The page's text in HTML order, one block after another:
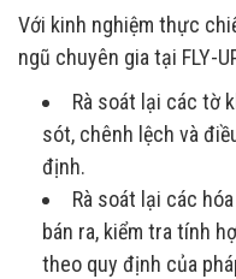
Với kinh nghiệm thực
ngũ chuyên gia tại FLY-
Rà soát lại các tờ
sót, chênh lệch và
định.
Rà soát lại các
bán ra, kiểm tra tính
theo quy định của